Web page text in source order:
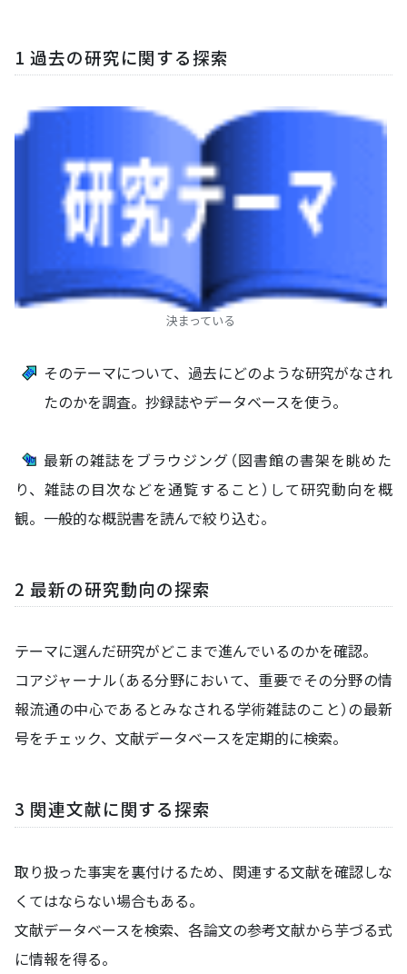
1 過去の研究に関する探索
決まっている
そのテーマについて、過去にどのような研究がなされ
たのかを調査。抄録誌やデータベースを使う。
最新の雑誌をブラウジング（図書館の書架を眺めた
り、雑誌の目次などを通覧すること）して研究動向を概
観。一般的な概説書を読んで絞り込む。
2 最新の研究動向の探索
テーマに選んだ研究がどこまで進んでいるのかを確認。
コアジャーナル（ある分野において、重要でその分野の情
報流通の中心であるとみなされる学術雑誌のこと）の最新
号をチェック、文献データベースを定期的に検索。
3 関連文献に関する探索
取り扱った事実を裏付けるため、関連する文献を確認しな
くてはならない場合もある。
文献データベースを検索、各論文の参考文献から芋づる式
に情報を得る。